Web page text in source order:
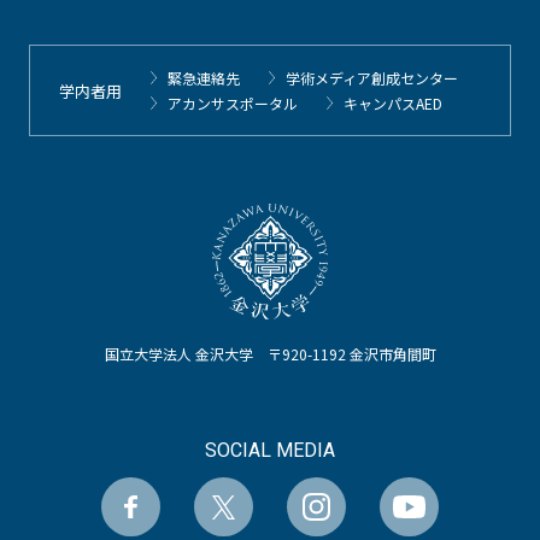
国立大学法人 金沢大学 〒920-1192 金沢市角間町
SOCIAL MEDIA
学内者用
緊急連絡先
学術メディア創成センター
アカンサスポータル
キャンパスAED